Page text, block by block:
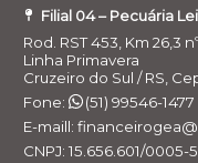
Filial 04 – Pecuária
Rod. RST 453, Km 26,3
Linha Primavera
Cruzeiro do Sul / RS,
Fone:
(51) 99546-1477
E-maill:
CNPJ: 15.656.601/0005-